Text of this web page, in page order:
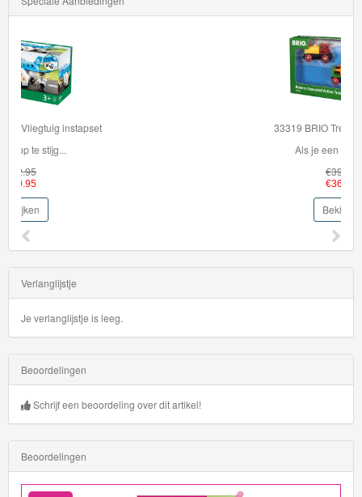
Verlanglijstje
Je verlanglijstje is leeg.
Beoordelingen
Schrijf een beoordeling over dit artikel!
Beoordelingen